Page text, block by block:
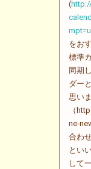
(
をお
標準
同期
ダー
思い
（
ne-
合わ
とい
して